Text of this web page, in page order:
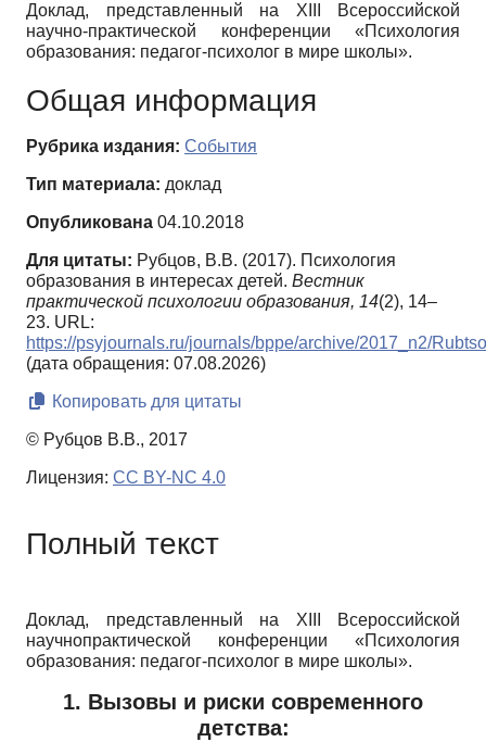
Доклад, представленный на XIII Всероссийской
научно-практической конференции «Психология
образования: педагог-психолог в мире школы».
Общая информация
Рубрика издания: События
Тип материала: доклад
Опубликована 04.10.2018
Для цитаты: Рубцов, В.В. (2017). Психология
образования в интересах детей. Вестник
практической психологии образования, 14(2), 14–
23. URL:
https://psyjournals.ru/journals/bppe/archive/2017_n2/
(дата обращения: 07.08.2026)
Копировать для цитаты
© Рубцов В.В., 2017
Лицензия: CC BY-NC 4.0
Полный текст
Доклад, представленный на XIII Всероссийской
научно­практической конференции «Психология
образования: педагог-психолог в мире школы».
1. Вызовы и риски современного
детства: